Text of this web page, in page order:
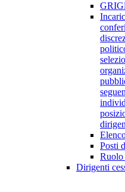
Posti
Ruolo
Dirigenti